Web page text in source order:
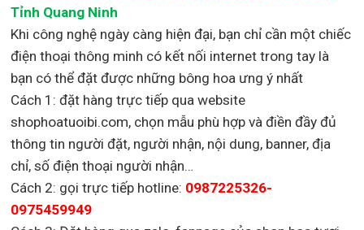
Tỉnh Quang Ninh
Khi công nghệ ngày càng hiện đại, bạn chỉ cần một chiếc
điện thoại thông minh có kết nối internet trong tay là
bạn có thể đặt được những bông hoa ưng ý nhất
Cách 1: đặt hàng trực tiếp qua website
shophoatuoibi.com, chọn mẫu phù hợp và điền đầy đủ
thông tin người đặt, người nhận, nội dung, banner, địa
chỉ, số điện thoại người nhận…
Cách 2: gọi trực tiếp hotline: 0987225326-
0975459949